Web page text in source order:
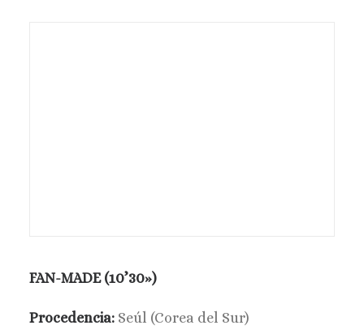
FAN-MADE (10’30»)
Procedencia: Seúl (Corea del Sur)